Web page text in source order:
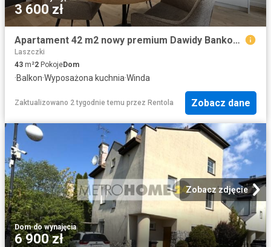
3 600 zł
Apartament 42 m2 nowy premium Dawidy Bankowe
Laszczki
43 m²2 PokojeDom
·Balkon·Wyposażona kuchnia·Winda
Zaktualizowano 2 tygodnie temu przez Rentola Zobacz dane
Zobacz zdjęcie
Dom·do wynajęcia
6 900 zł